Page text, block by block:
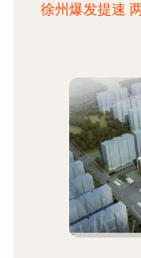
徐州爆发提速